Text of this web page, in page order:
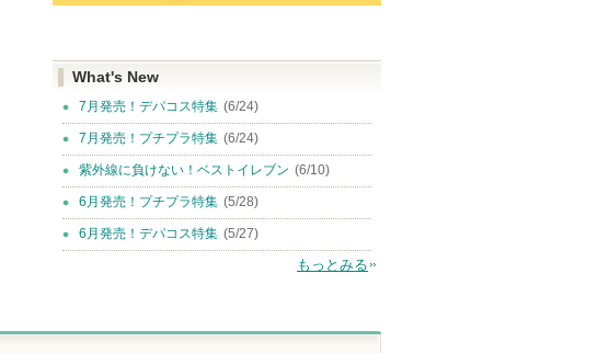
What's New
7月発売！デパコス特集 (6/24)
7月発売！プチプラ特集 (6/24)
紫外線に負けない！ベストイレブン (6/10)
6月発売！プチプラ特集 (5/28)
6月発売！デパコス特集 (5/27)
もっとみる